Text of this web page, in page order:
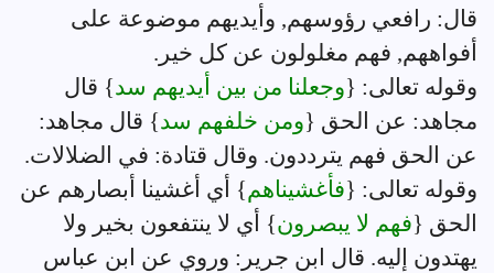
قال: رافعي رؤوسهم, وأيديهم موضوعة على
أفواههم, فهم مغلولون عن كل خير.
وقوله تعالى: {وجعلنا من بين أيديهم سد} قال
مجاهد: عن الحق {ومن خلفهم سد} قال مجاهد:
عن الحق فهم يترددون. وقال قتادة: في الضلالات.
وقوله تعالى: {فأغشيناهم} أي أغشينا أبصارهم عن
الحق {فهم لا يبصرون} أي لا ينتفعون بخير ولا
يهتدون إليه. قال ابن جرير: وروي عن ابن عباس